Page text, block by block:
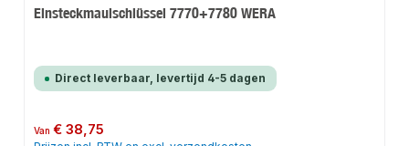
Einsteckmaulschlüssel 7770+7780 WERA
Direct leverbaar, levertijd 4-5 dagen
Normale prijs:
Van€ 38,75